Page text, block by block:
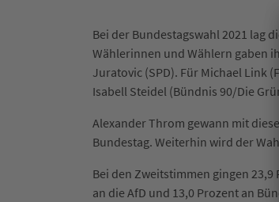
Bei der Bundestagswahl 2021 lag
Wählerinnen und Wählern gaben
Juratovic (SPD). Für Michael Link
Isabell Steidel (Bündnis 90/Die
Alexander Throm gewann mit
Bundestag. Weiterhin wird der
Bei den Zweitstimmen gingen 23,9
an die AfD und 13,0 Prozent an